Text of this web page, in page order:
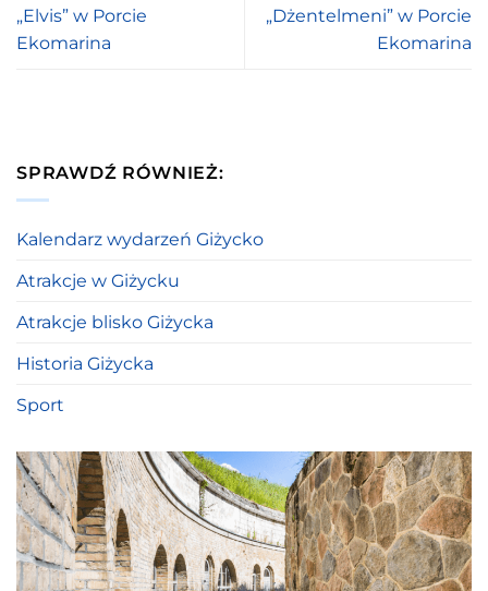
„Elvis” w Porcie
Ekomarina
„Dżentelmeni” w Porcie
Ekomarina
SPRAWDŹ RÓWNIEŻ:
Kalendarz wydarzeń Giżycko
Atrakcje w Giżycku
Atrakcje blisko Giżycka
Historia Giżycka
Sport